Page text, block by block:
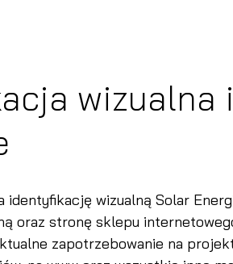
wizualna
identyfikację wizualną Solar
oraz stronę sklepu
zapotrzebowanie na